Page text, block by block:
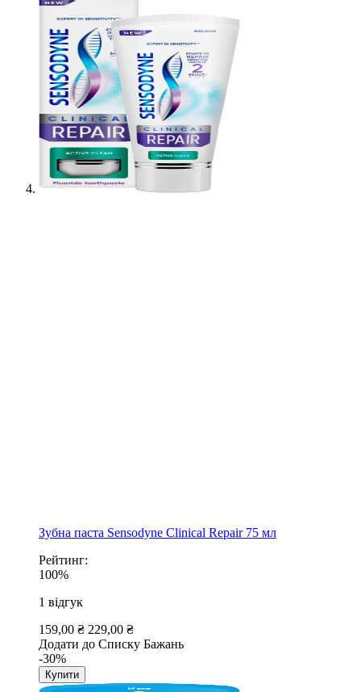
Зубна паста Sensodyne Clinical Repair 75 мл
Рейтинг:
100%
1 відгук
159,00 ₴ 229,00 ₴
Додати до Списку Бажань
-30%
Купити